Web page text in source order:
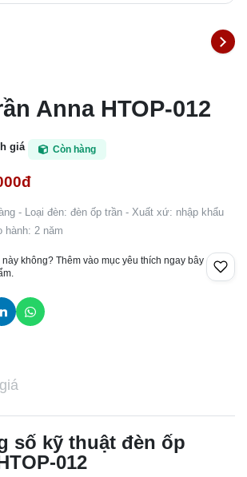
Anna HTOP-012
giá Còn hàng
- Loại đèn: đèn ốp trần - Xuất xứ: nhập khẩu
hành: 2 năm
không? Thêm vào mục yêu thích ngay bây
số kỹ thuật đèn ốp
012